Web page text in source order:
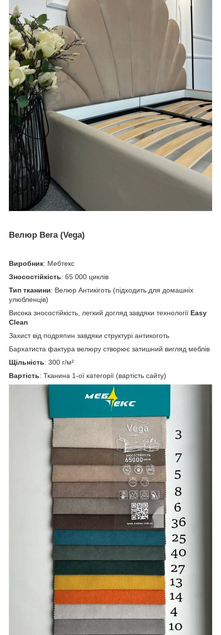
Велюр Вега (Vega)
Виробник: Мебтекс
Зносостійкість: 65 000 циклів
Тип тканини: Велюр Антикіготь (підходить для домашніх
улюбленців)
Висока зносостійкість, легкий догляд завдяки технології Easy
Clean
Захист від подряпин завдяки структурі антикоготь
Бархатиста фактура велюру створює затишний вигляд меблів
Щільність: 300 г/м²
Вартість: Тканина 1-ої категорії (вартість сайту)